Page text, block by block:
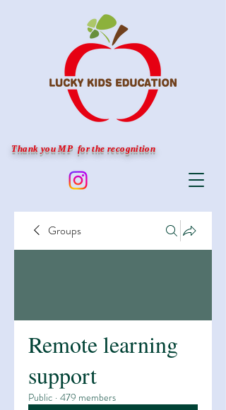
Thank you MP for the recognition
Groups
Remote learning
support
Public · 479 members